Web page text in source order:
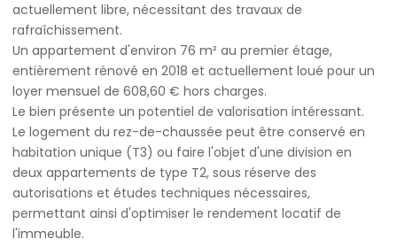
actuellement libre, nécessitant des travaux de
rafraîchissement.
Un appartement d'environ 76 m² au premier étage,
entièrement rénové en 2018 et actuellement loué pour un
loyer mensuel de 608,60 € hors charges.
Le bien présente un potentiel de valorisation intéressant.
Le logement du rez-de-chaussée peut être conservé en
habitation unique (T3) ou faire l'objet d'une division en
deux appartements de type T2, sous réserve des
autorisations et études techniques nécessaires,
permettant ainsi d'optimiser le rendement locatif de
l'immeuble.